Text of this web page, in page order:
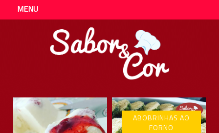
MENU
ABOBRINHAS AO
FORNO